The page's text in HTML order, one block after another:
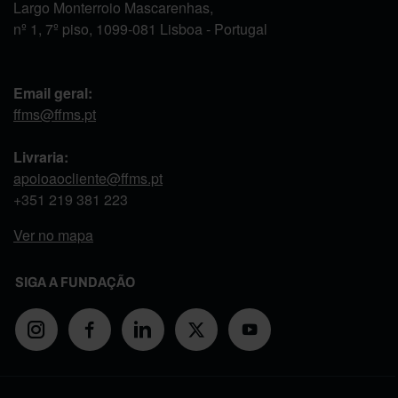
Largo Monterroio Mascarenhas,
nº 1, 7º piso, 1099-081 Lisboa - Portugal
Email geral:
ffms@ffms.pt
Livraria:
apoioaocliente@ffms.pt
+351 219 381 223
Ver no mapa
SIGA A FUNDAÇÃO